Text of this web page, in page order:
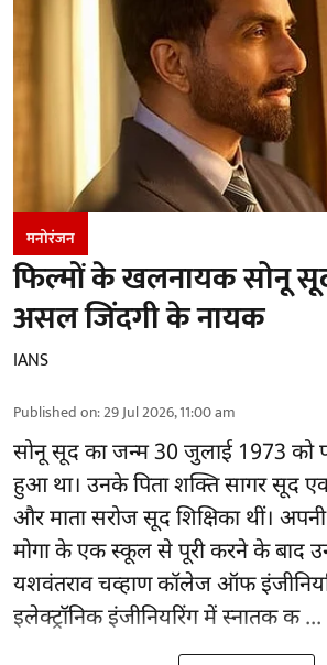
मनोरंजन
फिल्मों के खलनायक सोनू
असल जिंदगी के नायक
IANS
Published on:29 Jul 2026, 11:00 am
सोनू सूदका जन्म 30 जुलाई 1973 को
हुआ था। उनके पिता शक्ति सागर सूद
और माता सरोज सूद शिक्षिका थीं। अपनी
मोगा के एक स्कूल से पूरी करने के बाद
यशवंतराव चव्हाण कॉलेज ऑफ
इलेक्ट्रॉनिक इंजीनियरिंग में स्नातक क ...